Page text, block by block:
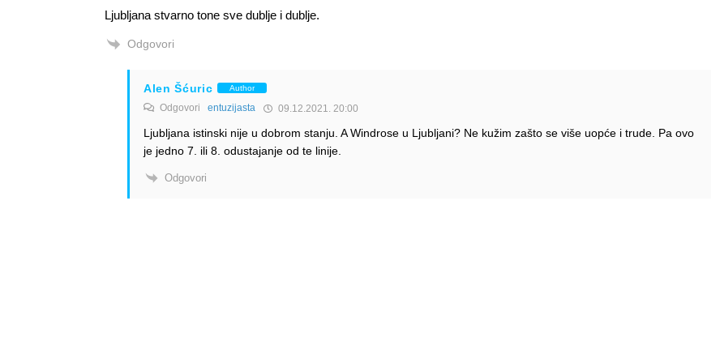
Ljubljana stvarno tone sve dublje i dublje.
Odgovori
Alen Šćuric Author
Odgovori entuzijasta 09.12.2021. 20:00
Ljubljana istinski nije u dobrom stanju. A Windrose u Ljubljani? Ne kužim zašto se više uopće i trude. Pa ovo
je jedno 7. ili 8. odustajanje od te linije.
Odgovori